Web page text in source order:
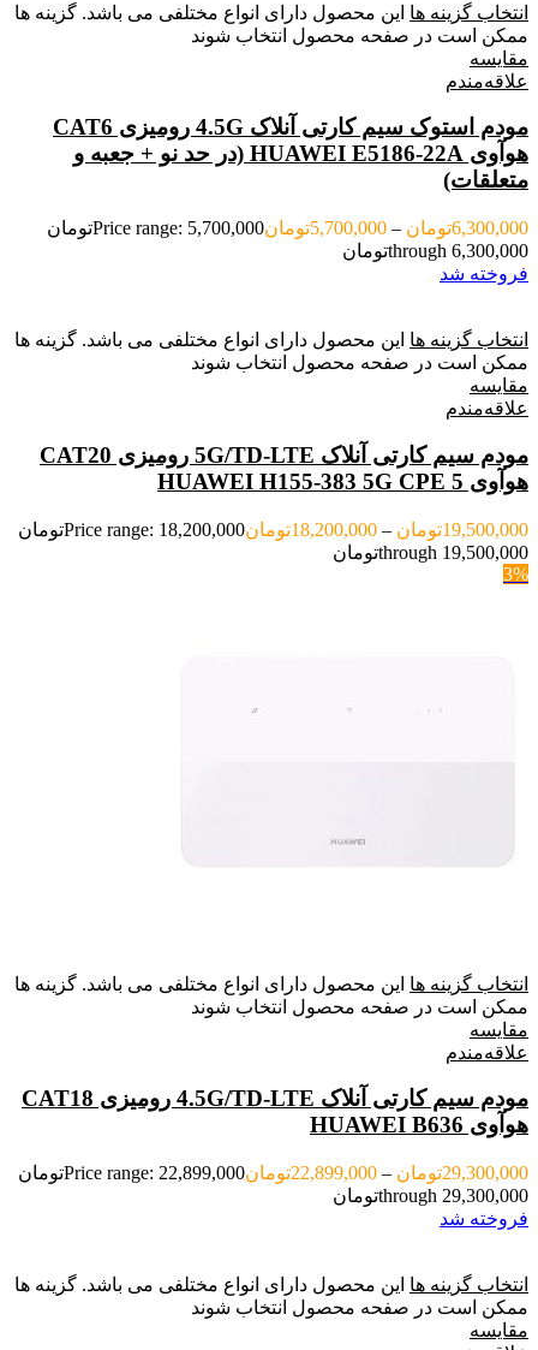
انتخاب گزینه ها این محصول دارای انواع مختلفی می باشد. گزینه ها
ممکن است در صفحه محصول انتخاب شوند
مقایسه
علاقه‌مندم
مودم استوک سیم کارتی آنلاک 4.5G رومیزی CAT6
هوآوی HUAWEI E5186-22A (در حد نو + جعبه و
متعلقات)
6,300,000تومان –
5,700,000تومان
Price range: 5,700,000تومان
through 6,300,000تومان
فروخته شد
انتخاب گزینه ها این محصول دارای انواع مختلفی می باشد. گزینه ها
ممکن است در صفحه محصول انتخاب شوند
مقایسه
علاقه‌مندم
مودم سیم کارتی آنلاک 5G/TD-LTE رومیزی CAT20
هوآوی HUAWEI H155-383 5G CPE 5
19,500,000تومان –
18,200,000تومان
Price range: 18,200,000تومان
through 19,500,000تومان
3%
انتخاب گزینه ها این محصول دارای انواع مختلفی می باشد. گزینه ها
ممکن است در صفحه محصول انتخاب شوند
مقایسه
علاقه‌مندم
مودم سیم کارتی آنلاک 4.5G/TD-LTE رومیزی CAT18
هوآوی HUAWEI B636
29,300,000تومان –
22,899,000تومان
Price range: 22,899,000تومان
through 29,300,000تومان
فروخته شد
انتخاب گزینه ها این محصول دارای انواع مختلفی می باشد. گزینه ها
ممکن است در صفحه محصول انتخاب شوند
مقایسه